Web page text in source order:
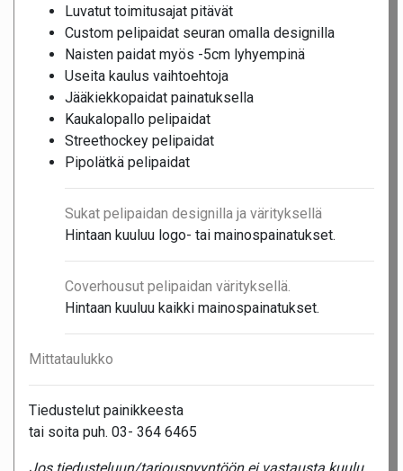
Luvatut toimitusajat pitävät
Custom pelipaidat seuran omalla designilla
Naisten paidat myös -5cm lyhyempinä
Useita kaulus vaihtoehtoja
Jääkiekkopaidat painatuksella
Kaukalopallo pelipaidat
Streethockey pelipaidat
Pipolätkä pelipaidat
Sukat pelipaidan designilla ja värityksellä
Hintaan kuuluu logo- tai mainospainatukset.
Coverhousut pelipaidan värityksellä.
Hintaan kuuluu kaikki mainospainatukset.
Mittataulukko
Tiedustelut painikkeesta
tai soita puh. 03- 364 6465